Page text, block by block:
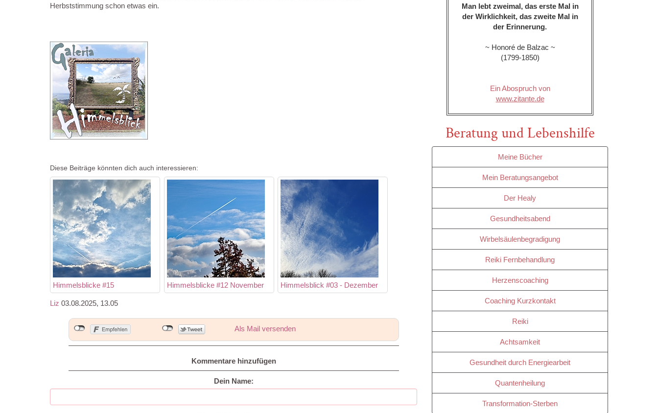
Herbststimmung schon etwas ein.
Diese Beiträge könnten dich auch interessieren:
Himmelsblicke #15 Himmelsblicke #12 November Himmelsblick #03 - Dezember
Liz 03.08.2025, 13.05
Als Mail versenden
Kommentare hinzufügen
Dein Name:
Man lebt zweimal, das erste Mal in
der Wirklichkeit, das zweite Mal in
der Erinnerung.
~ Honoré de Balzac ~
(1799-1850)
Ein Abospruch von
www.zitante.de
Beratung und Lebenshilfe
Meine Bücher
Mein Beratungsangebot
Der Healy
Gesundheitsabend
Wirbelsäulenbegradigung
Reiki Fernbehandlung
Herzenscoaching
Coaching Kurzkontakt
Reiki
Achtsamkeit
Gesundheit durch Energiearbeit
Quantenheilung
Transformation-Sterben